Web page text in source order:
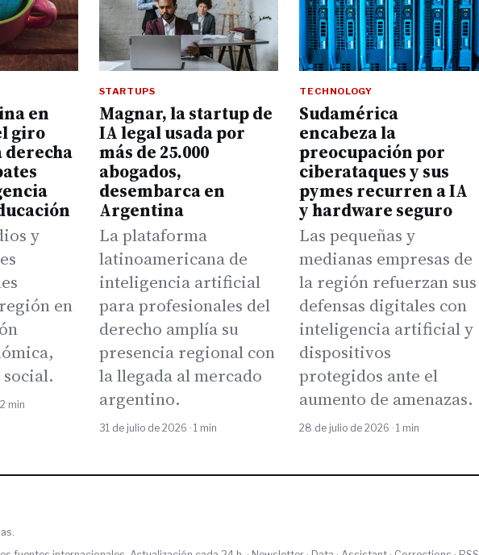
en
giro
derecha
y
en
min
STARTUPS
Magnar, la startup de
IA legal usada por
más de 25.000
abogados,
desembarca en
Argentina
La plataforma
latinoamericana de
inteligencia artificial
para profesionales del
derecho amplía su
presencia regional con
la llegada al mercado
argentino.
31 de julio de 2026 · 1 min
TECHNOLOGY
Sudamérica
encabeza la
preocupación por
ciberataques y sus
pymes recurren a IA
y hardware seguro
Las pequeñas y
medianas empresas de
la región refuerzan sus
defensas digitales con
inteligencia artificial y
dispositivos
protegidos ante el
aumento de amenazas.
28 de julio de 2026 · 1 min